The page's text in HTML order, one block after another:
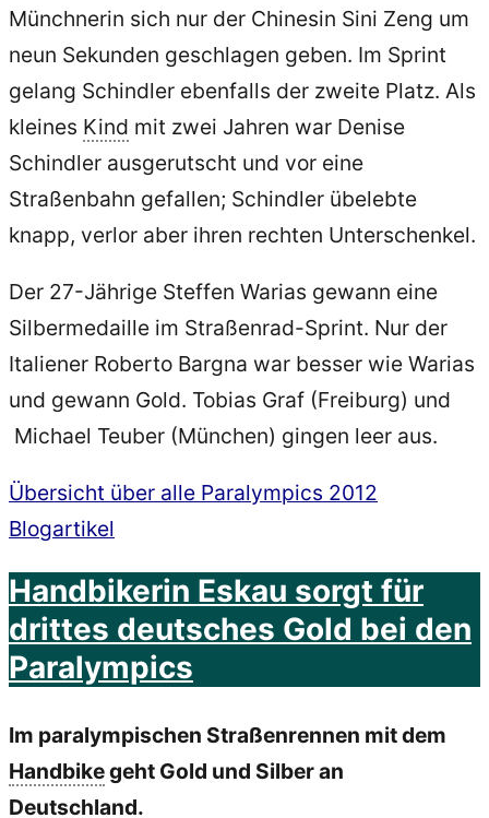
Münchnerin sich nur der Chinesin Sini Zeng um
neun Sekunden geschlagen geben. Im Sprint
gelang Schindler ebenfalls der zweite Platz. Als
kleines Kind mit zwei Jahren war Denise
Schindler ausgerutscht und vor eine
Straßenbahn gefallen; Schindler übelebte
knapp, verlor aber ihren rechten Unterschenkel.
Der 27-Jährige Steffen Warias gewann eine
Silbermedaille im Straßenrad-Sprint. Nur der
Italiener Roberto Bargna war besser wie Warias
und gewann Gold. Tobias Graf (Freiburg) und
Michael Teuber (München) gingen leer aus.
Übersicht über alle Paralympics 2012
Blogartikel
Handbikerin Eskau sorgt für
drittes deutsches Gold bei den
Paralympics
Im paralympischen Straßenrennen mit dem
Handbikegeht Gold und Silber an
Deutschland.